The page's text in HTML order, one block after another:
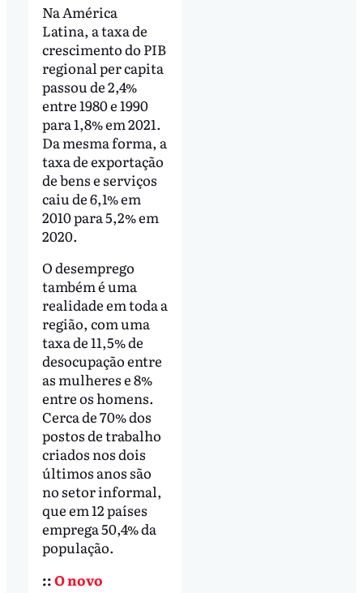
Na América
Latina, a taxa de
crescimento do PIB
regional per capita
passou de 2,4%
entre 1980 e 1990
para 1,8% em 2021.
Da mesma forma, a
taxa de exportação
de bens e serviços
caiu de 6,1% em
2010 para 5,2% em
2020.
O desemprego
também é uma
realidade em toda a
região, com uma
taxa de 11,5% de
desocupação entre
as mulheres e 8%
entre os homens.
Cerca de 70% dos
postos de trabalho
criados nos dois
últimos anos são
no setor informal,
que em 12 países
emprega 50,4% da
população.
::O novo